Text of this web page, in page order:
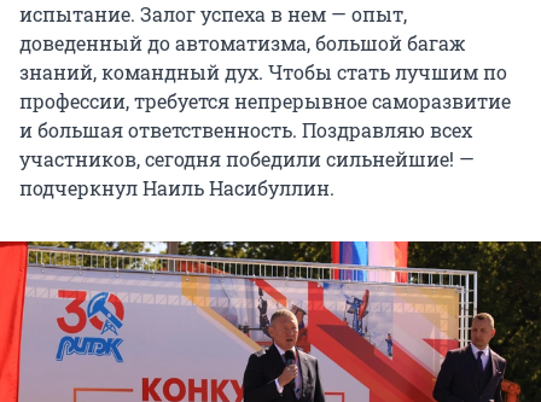
испытание. Залог успеха в нем — опыт,
доведенный до автоматизма, большой багаж
знаний, командный дух. Чтобы стать лучшим по
профессии, требуется непрерывное саморазвитие
и большая ответственность. Поздравляю всех
участников, сегодня победили сильнейшие! —
подчеркнул Наиль Насибуллин.